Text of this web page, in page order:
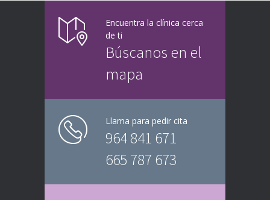
Encuentra la clínica cerca
de ti
Búscanos en el
mapa
Llama para pedir cita
964 841 671
665 787 673